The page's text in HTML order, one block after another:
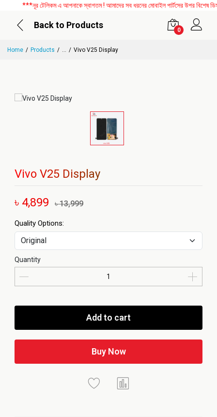
***নূর টেলিকম এ আপনাকে স্বাগতম ! আমাদের সব ধরনের মোবাইল পার্টসের উপর বিশেষ
Back to Products
0
Home Products ... Vivo V25 Display
Vivo V25 Display
৳ 4,899 ৳ 13,999
Quality Options:
Quantity
Add to cart
Buy Now